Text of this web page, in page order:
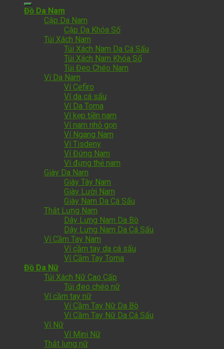
Đồ Da Nam
Cặp Da Nam
Cặp Da Khóa Số
Túi Xách Nam
Túi Xách Nam Da Cá Sấu
Túi Xách Nam Khóa Số
Túi Đeo Chéo Nam
Ví Da Nam
Ví Cefiro
Ví da cá sấu
Ví Da Toma
Ví kẹp tiền nam
Ví nam nhỏ gọn
Ví Ngang Nam
Ví Tisdeny
Ví Đứng Nam
Ví đựng thẻ nam
Giày Da Nam
Giày Tây Nam
Giày Lười Nam
Giày Nam Da Cá Sấu
Thắt Lưng Nam
Dây Lưng Nam Da Bò
Dây Lưng Nam Da Cá Sấu
Ví Cầm Tay Nam
Ví cầm tay da cá sấu
Ví Cầm Tay Toma
Đồ Da Nữ
Túi Xách Nữ Cao Cấp
Túi đeo chéo nữ
Ví cầm tay nữ
Ví Cầm Tay Nữ Da Bò
Ví Cầm Tay Nữ Da Cá Sấu
Ví Nữ
Ví Mini Nữ
Thắt lưng nữ